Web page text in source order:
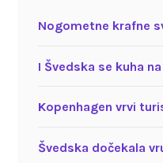
Nogometne krafne
I Švedska se kuha
Kopenhagen vrvi
Švedska dočekala